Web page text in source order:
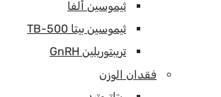
ثيموسين ألفا
ثيموسين بيتا TB-500
تريبتوريلين GnRH
فقدان الوزن